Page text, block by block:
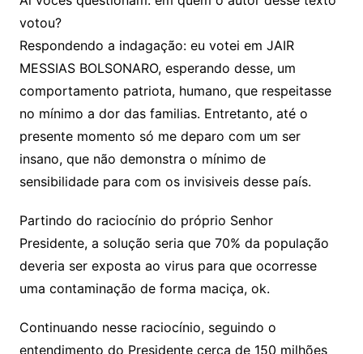
votou?
Respondendo a indagação: eu votei em JAIR
MESSIAS BOLSONARO, esperando desse, um
comportamento patriota, humano, que respeitasse
no mínimo a dor das familias. Entretanto, até o
presente momento só me deparo com um ser
insano, que não demonstra o mínimo de
sensibilidade para com os invisiveis desse país.
Partindo do raciocínio do próprio Senhor
Presidente, a solução seria que 70% da população
deveria ser exposta ao virus para que ocorresse
uma contaminação de forma maciça, ok.
Continuando nesse raciocínio, seguindo o
entendimento do Presidente cerca de 150 milhões